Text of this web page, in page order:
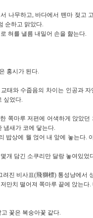
나무하고, 바다에서 뗀마 젖고
순하고 맑았다.
혀를 낼름 내밀어 손을 햟는다.
홍시가 된다.
태와 수줍음의 차이는 인공과
싶었다.
쪽마루 저편에 어색하게 앉았
냄새가 코에 닿는다.
밥상에 뭘 얹어 내 앞에 놓는다.
개 담긴 소쿠리만 달랑 놓여있었
진 비사표(飛獅標) 통성냥에서
만치 떨어져 쪽마루 끝에 앉는다
꽃은 복숭아꽃 같다.